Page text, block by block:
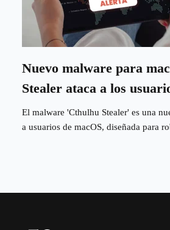
Nuevo malware para
Stealer ataca a los
El malware 'Cthulhu Stealer' es una
a usuarios de macOS, diseñada para